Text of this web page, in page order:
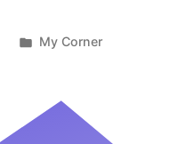
My Corner